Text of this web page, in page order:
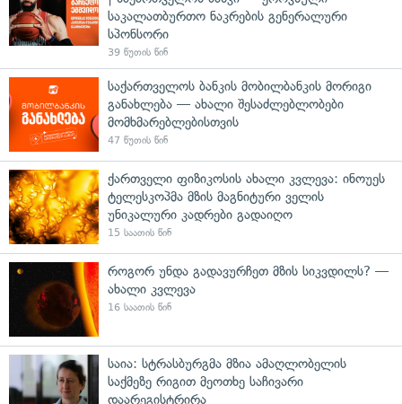
საკალათბურთო ნაკრების გენერალური
სპონსორი
39 წუთის წინ
საქართველოს ბანკის მობილბანკის მორიგი
განახლება — ახალი შესაძლებლობები
მომხმარებლებისთვის
47 წუთის წინ
ქართველი ფიზიკოსის ახალი კვლევა: ინოუეს
ტელესკოპმა მზის მაგნიტური ველის
უნიკალური კადრები გადაიღო
15 საათის წინ
როგორ უნდა გადავურჩეთ მზის სიკვდილს? —
ახალი კვლევა
16 საათის წინ
საია: სტრასბურგმა მზია ამაღლობელის
საქმეზე რიგით მეოთხე საჩივარი
დაარეგისტრირა